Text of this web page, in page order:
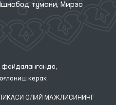
тумани, Мирзо
фойдаланганда,
керак
ОЛИЙ МАЖЛИСИНИНГ